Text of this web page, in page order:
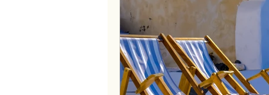
Wixについて Wixテクノ
Youtube ツール 起